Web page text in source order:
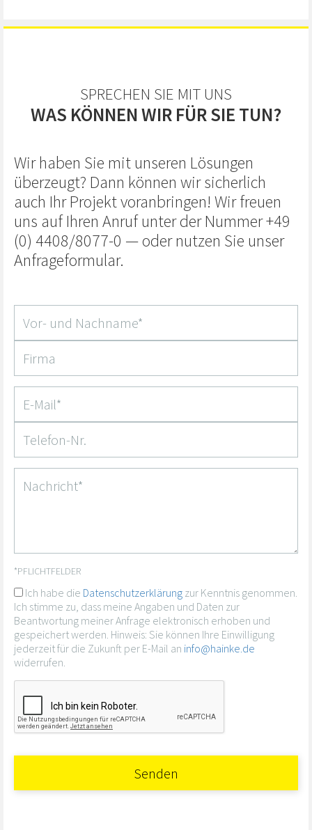
SPRECHEN SIE MIT UNS
WAS KÖNNEN WIR FÜR SIE TUN?
Wir haben Sie mit unseren Lösungen
überzeugt? Dann können wir sicherlich
auch Ihr Projekt voranbringen! Wir freuen
uns auf Ihren Anruf unter der Nummer +49
(0) 4408/8077-0 — oder nutzen Sie unser
Anfrageformular.
*PFLICHTFELDER
Ich habe die Datenschutzerklärung zur Kenntnis genommen.
Ich stimme zu, dass meine Angaben und Daten zur
Beantwortung meiner Anfrage elektronisch erhoben und
gespeichert werden. Hinweis: Sie können Ihre Einwilligung
jederzeit für die Zukunft per E-Mail an info@hainke.de
widerrufen.
Senden